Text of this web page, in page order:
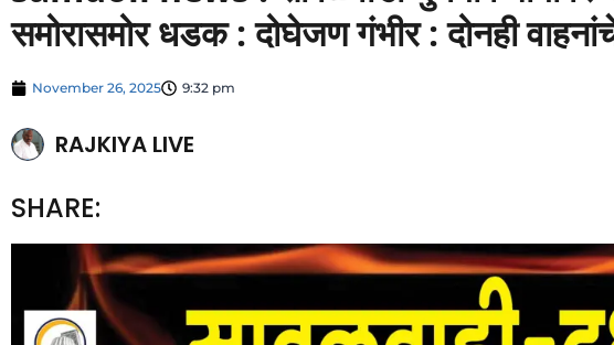
समोरासमोर धडक : दोघेजण गंभीर : दोनही
November 26, 2025 9:32 pm
RAJKIYA LIVE
SHARE: